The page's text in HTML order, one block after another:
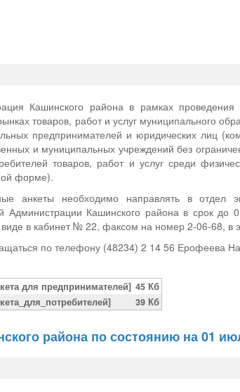
Кашинского района в рамках проведения
товаров, работ и услуг муниципального
предпринимателей и юридических лиц
и муниципальных учреждений без
товаров, работ и услуг среди
форме).
анкеты необходимо направлять в отдел
Администрации Кашинского района в срок
в кабинет № 22, факсом на номер 2-06-68, в
по телефону (48234) 2 14 56 Ерофеева
для предпринимателей] 45 Кб
39 Кб
района по состоянию на 01